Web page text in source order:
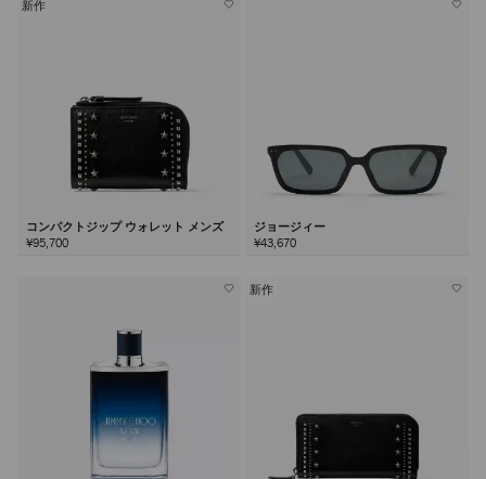
新作
コンパクトジップ ウォレット メンズ
¥95,700
ジョージィー
¥43,670
新作